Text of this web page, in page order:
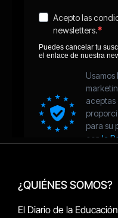
¿QUIÉNES SOMOS?
El Diario de la Educación